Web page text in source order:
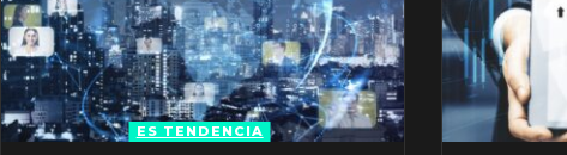
ES TENDENCIA